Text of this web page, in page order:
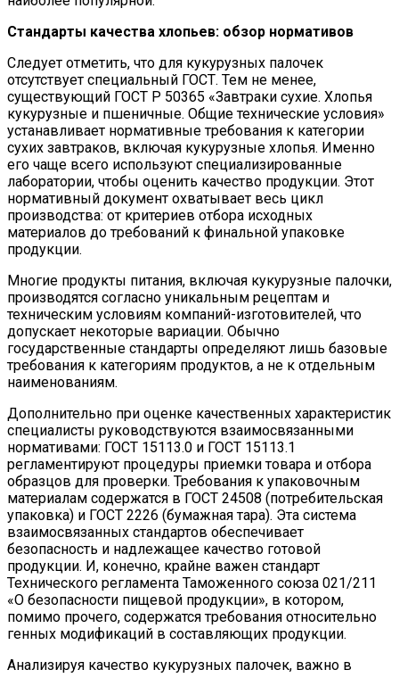
Стандарты качества хлопьев: обзор нормативов
Следует отметить, что для кукурузных палочек
отсутствует специальный ГОСТ. Тем не менее,
существующий ГОСТ Р 50365 «Завтраки сухие. Хлопья
кукурузные и пшеничные. Общие технические условия»
устанавливает нормативные требования к категории
сухих завтраков, включая кукурузные хлопья. Именно
его чаще всего используют специализированные
лаборатории, чтобы оценить качество продукции. Этот
нормативный документ охватывает весь цикл
производства: от критериев отбора исходных
материалов до требований к финальной упаковке
продукции.
Многие продукты питания, включая кукурузные палочки,
производятся согласно уникальным рецептам и
техническим условиям компаний-изготовителей, что
допускает некоторые вариации. Обычно
государственные стандарты определяют лишь базовые
требования к категориям продуктов, а не к отдельным
наименованиям.
Дополнительно при оценке качественных характеристик
специалисты руководствуются взаимосвязанными
нормативами: ГОСТ 15113.0 и ГОСТ 15113.1
регламентируют процедуры приемки товара и отбора
образцов для проверки. Требования к упаковочным
материалам содержатся в ГОСТ 24508 (потребительская
упаковка) и ГОСТ 2226 (бумажная тара). Эта система
взаимосвязанных стандартов обеспечивает
безопасность и надлежащее качество готовой
продукции. И, конечно, крайне важен стандарт
Технического регламента Таможенного союза 021/211
«О безопасности пищевой продукции», в котором,
помимо прочего, содержатся требования относительно
генных модификаций в составляющих продукции.
Анализируя качество кукурузных палочек, важно в